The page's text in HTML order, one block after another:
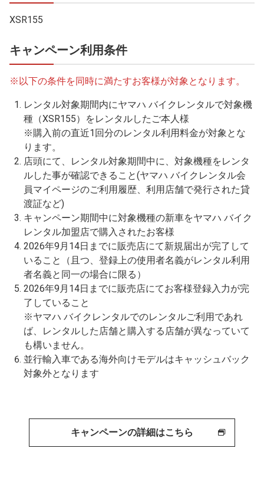
XSR155
キャンペーン利用条件
※以下の条件を同時に満たすお客様が対象となります。
レンタル対象期間内にヤマハ バイクレンタルで対象機
種（XSR155）をレンタルしたご本人様
※購入前の直近1回分のレンタル利用料金が対象とな
ります。
店頭にて、レンタル対象期間中に、対象機種をレンタ
ルした事が確認できること(ヤマハ バイクレンタル会
員マイページのご利用履歴、利用店舗で発行された貸
渡証など)
キャンペーン期間中に対象機種の新車をヤマハ バイク
レンタル加盟店で購入されたお客様
2026年9月14日までに販売店にて新規届出が完了して
いること（且つ、登録上の使用者名義がレンタル利用
者名義と同一の場合に限る）
2026年9月14日までに販売店にてお客様登録入力が完
了していること
※ヤマハ バイクレンタルでのレンタルご利用であれ
ば、レンタルした店舗と購入する店舗が異なっていて
も構いません。
並行輸入車である海外向けモデルはキャッシュバック
対象外となります
キャンペーンの詳細はこちら